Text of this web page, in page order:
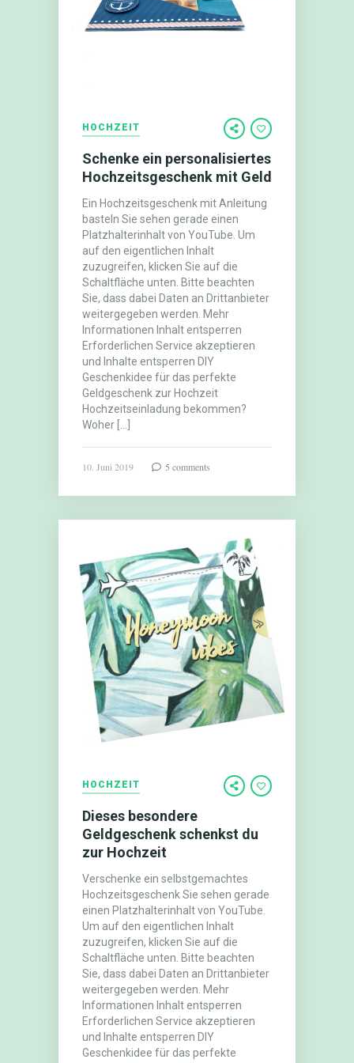
HOCHZEIT
Schenke ein personalisiertes
Hochzeitsgeschenk mit Geld
Ein Hochzeitsgeschenk mit Anleitung
basteln Sie sehen gerade einen
Platzhalterinhalt von YouTube. Um
auf den eigentlichen Inhalt
zuzugreifen, klicken Sie auf die
Schaltfläche unten. Bitte beachten
Sie, dass dabei Daten an Drittanbieter
weitergegeben werden. Mehr
Informationen Inhalt entsperren
Erforderlichen Service akzeptieren
und Inhalte entsperren DIY
Geschenkidee für das perfekte
Geldgeschenk zur Hochzeit
Hochzeitseinladung bekommen?
Woher […]
10. Juni 2019 5 comments
HOCHZEIT
Dieses besondere
Geldgeschenk schenkst du
zur Hochzeit
Verschenke ein selbstgemachtes
Hochzeitsgeschenk Sie sehen gerade
einen Platzhalterinhalt von YouTube.
Um auf den eigentlichen Inhalt
zuzugreifen, klicken Sie auf die
Schaltfläche unten. Bitte beachten
Sie, dass dabei Daten an Drittanbieter
weitergegeben werden. Mehr
Informationen Inhalt entsperren
Erforderlichen Service akzeptieren
und Inhalte entsperren DIY
Geschenkidee für das perfekte